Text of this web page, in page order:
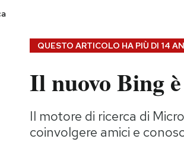
Consumismi
QUESTO ARTICOLO HA PIÙ DI 14
Il nuovo Bing
Il motore di ricerca di
coinvolgere amici e